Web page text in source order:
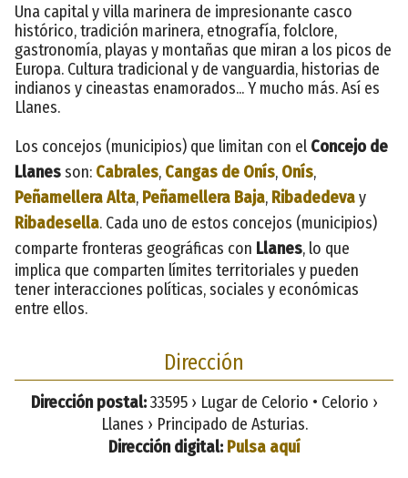
Una capital y villa marinera de impresionante casco
histórico, tradición marinera, etnografía, folclore,
gastronomía, playas y montañas que miran a los picos de
Europa. Cultura tradicional y de vanguardia, historias de
indianos y cineastas enamorados... Y mucho más. Así es
Llanes.
Los concejos (municipios) que limitan con el Concejo de
Llanesson: Cabrales, Cangas de Onís, Onís,
Peñamellera Alta, Peñamellera Baja, Ribadedevay
Ribadesella. Cada uno de estos concejos (municipios)
comparte fronteras geográficas con Llanes, lo que
implica que comparten límites territoriales y pueden
tener interacciones políticas, sociales y económicas
entre ellos.
Dirección
Dirección postal:33595 › Lugar de Celorio • Celorio ›
Llanes › Principado de Asturias.
Dirección digital: Pulsa aquí